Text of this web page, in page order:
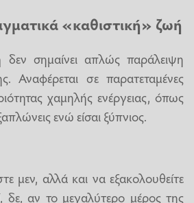
«καθιστική» ζωή
δεν σημαίνει απλώς παράλειψη
Αναφέρεται σε παρατεταμένες
χαμηλής ενέργειας, όπως
ενώ είσαι ξύπνιος.
μεν, αλλά και να εξακολουθείτε
δε, αν το μεγαλύτερο μέρος της